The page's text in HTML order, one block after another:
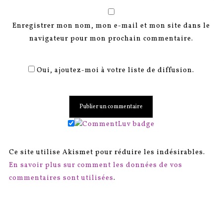
Enregistrer mon nom, mon e-mail et mon site dans le
navigateur pour mon prochain commentaire.
Oui, ajoutez-moi à votre liste de diffusion.
Ce site utilise Akismet pour réduire les indésirables.
En savoir plus sur comment les données de vos
commentaires sont utilisées.